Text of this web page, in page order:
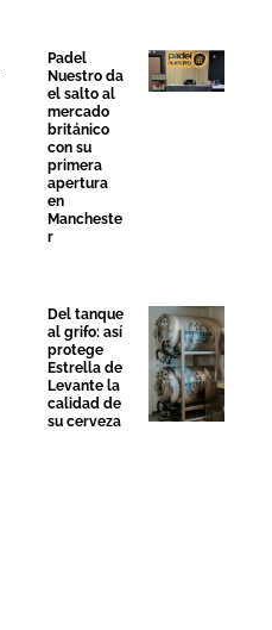
Padel
Nuestro da
el salto al
mercado
británico
con su
primera
apertura
en
Mancheste
r
Del tanque
al grifo: así
protege
Estrella de
Levante la
calidad de
su cerveza